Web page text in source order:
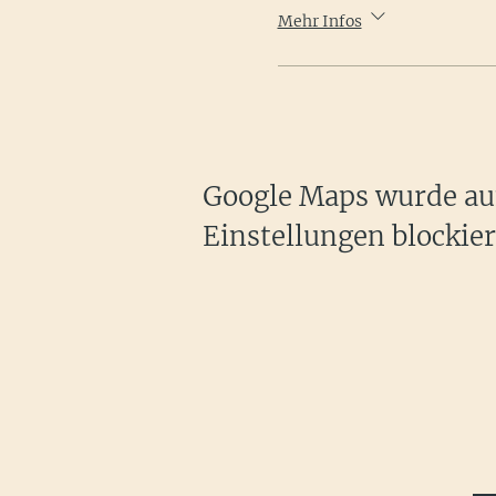
Mehr Infos
Google Maps wurde
Einstellungen